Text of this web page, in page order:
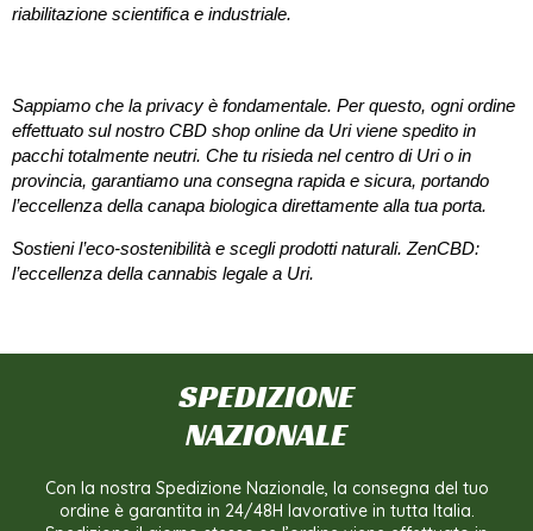
riabilitazione scientifica e industriale.
Sappiamo che la privacy è fondamentale. Per questo, ogni ordine
effettuato sul nostro CBD shop online da Uriviene spedito in
pacchi totalmente neutri. Che tu risieda nel centro di Urio in
provincia, garantiamo una consegna rapida e sicura, portando
l’eccellenza della canapa biologica direttamente alla tua porta.
Sostieni l’eco-sostenibilità e scegli prodotti naturali. ZenCBD:
l’eccellenza della cannabis legale a Uri.
SPEDIZIONE
NAZIONALE
Con la nostra Spedizione Nazionale, la consegna del tuo
ordine è garantita in 24/48H lavorative in tutta Italia.